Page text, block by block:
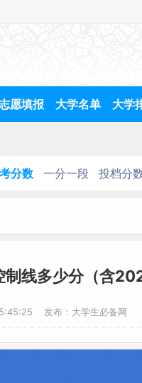
愿填报 大学名单 大学
分数 一分一段 投档分
线多少分（含
发布：大学生必备网